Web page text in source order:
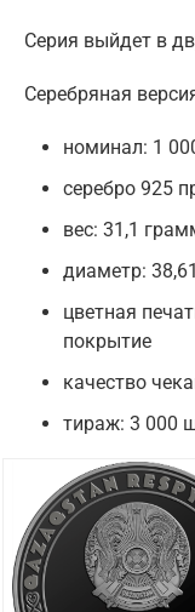
Серия выйдет в
Серебряная
номинал: 1
серебро 925
вес: 31,1
диаметр:
цветная
покрытие
качество
тираж: 3 000